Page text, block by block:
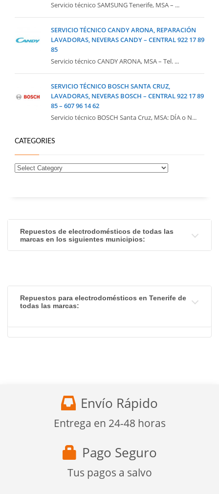
Servicio técnico SAMSUNG Tenerife, MSA – ...
SERVICIO TÉCNICO CANDY ARONA, REPARACIÓN
LAVADORAS, NEVERAS CANDY – CENTRAL 922 17 89
85
Servicio técnico CANDY ARONA, MSA – Tel. ...
SERVICIO TÉCNICO BOSCH SANTA CRUZ,
LAVADORAS, NEVERAS BOSCH – CENTRAL 922 17 89
85 – 607 96 14 62
Servicio técnico BOSCH Santa Cruz, MSA: DÍA o N...
CATEGORIES
Repuestos de electrodomésticos de todas las
marcas en los siguientes municipios:
Repuestos para electrodomésticos en Tenerife de
todas las marcas:
Envío Rápido
Entrega en 24-48 horas
Pago Seguro
Tus pagos a salvo